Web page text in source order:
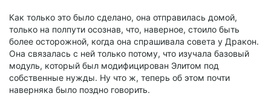
Как только это было сделано, она отправилась домой,
только на полпути осознав, что, наверное, стоило быть
более осторожной, когда она спрашивала совета у Дракон.
Она связалась с ней только потому, что изучала базовый
модуль, который был модифицирован Элитом под
собственные нужды. Ну что ж, теперь об этом почти
наверняка было поздно говорить.